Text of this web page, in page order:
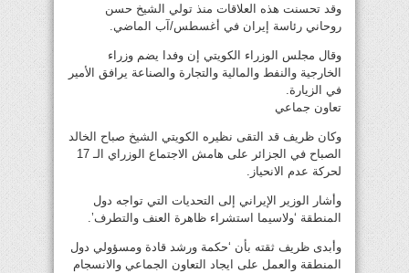
وقد تحسنت هذه العلاقات منذ تولي الشيخ حسن
روحاني رئاسة إيران في أغسطس/آب الماضي.
وقال مجلس الوزراء الكويتي إن وفدا يضم وزراء
الخارجية والنفط والمالية والتجارة والصناعة يرافق الأمير
في الزيارة.
تعاون جماعي
وكان ظريف قد التقى نظيره الكويتي الشيخ صباح الخالد
الصباح في الجزائر على هامش الاجتماع الوزراي الـ 17
لحركة عدم الانحياز.
وأشار الوزير الإيراني إلى التحديات التي تواجه دول
المنطقة ‘ولاسيما استشراء ظاهرة العنف والتطرف’.
وأبدى ظريف ثقته بأن ‘حكمة ورشد قادة ومسؤولي دول
المنطقة والعمل على ايجاد التعاون الجماعي والانسجام